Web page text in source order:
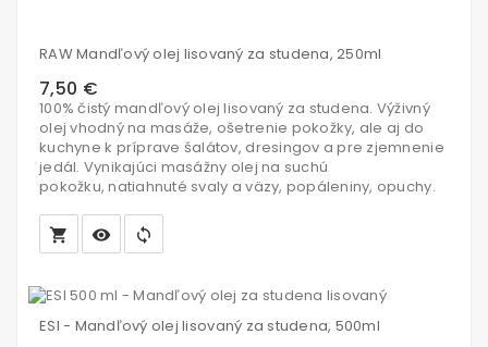
RAW Mandľový olej lisovaný za studena, 250ml
7,50 €
100% čistý mandľový olej lisovaný za studena. Výživný
olej vhodný na masáže, ošetrenie pokožky, ale aj do
kuchyne k príprave šalátov, dresingov a pre zjemnenie
jedál. Vynikajúci masážny olej na suchú
pokožku, natiahnuté svaly a väzy, popáleniny, opuchy.
local_grocery_store
do
visibility sync
ESI - Mandľový olej lisovaný za studena, 500ml